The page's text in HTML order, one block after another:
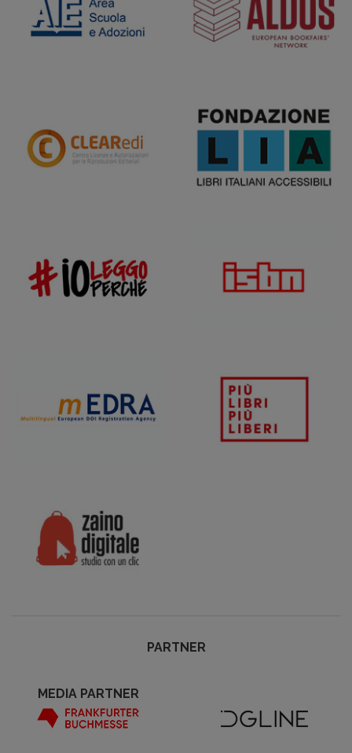
PARTNER
MEDIA PARTNER